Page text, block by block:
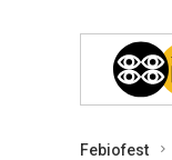
Febiofest